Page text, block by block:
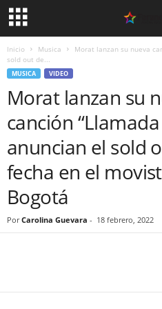
Inicio Musica
Morat lanzan su nueva
sold out de...
MUSICA VIDEO
Morat lanzan su
canción
anuncian el sold
fecha en el
Bogotá
Por Carolina Guevara - 18 febrero, 2022